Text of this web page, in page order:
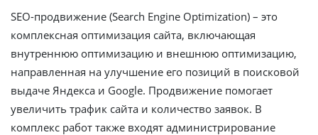
SEO-продвижение (Search Engine Optimization) – это
комплексная оптимизация сайта, включающая
внутреннюю оптимизацию и внешнюю оптимизацию,
направленная на улучшение его позиций в поисковой
выдаче Яндекса и Google. Продвижение помогает
увеличить трафик сайта и количество заявок. В
комплекс работ также входят администрирование